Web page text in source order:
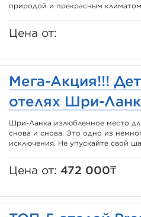
природой и прекрасным
Цена от:
Мега-Акция!!!
отелях Шри-
Шри-Ланка излюбленное место
снова и снова. Это одно из
исключения. Не упускайте свой
Цена от:472 000₸